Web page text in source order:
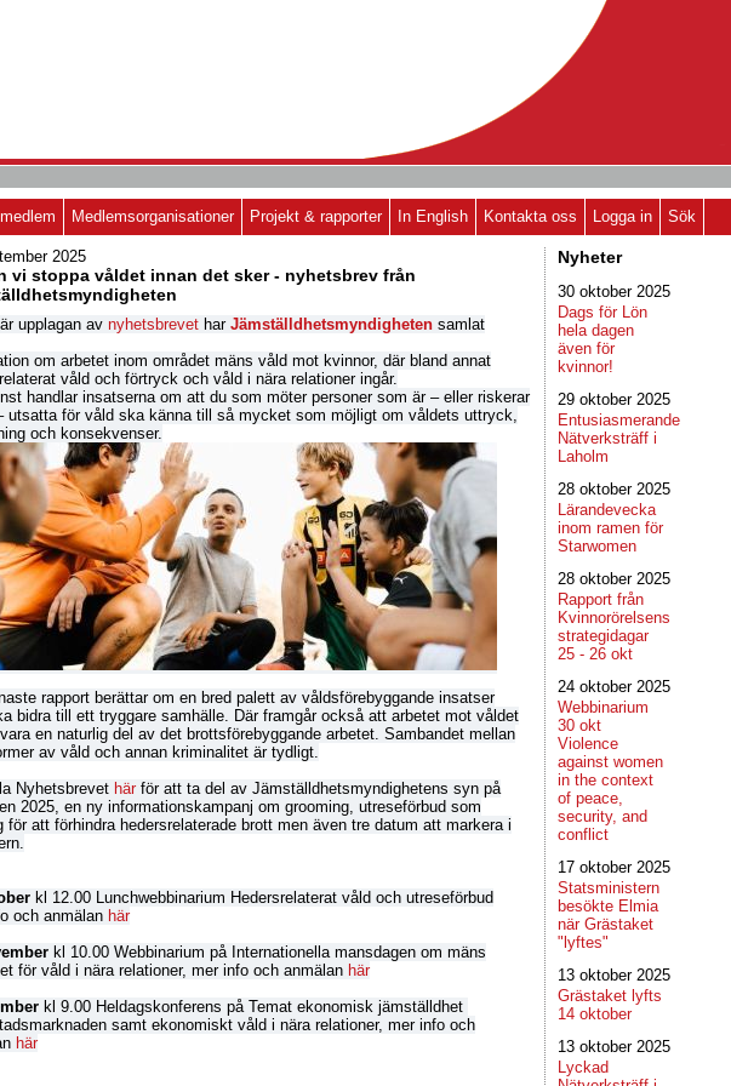
Medlemsorganisationer Projekt & rapporter In English Kontakta oss Logga in Sök
2025
vi stoppa våldet innan det sker - nyhetsbrev från
upplagan av nyhetsbrevet har Jämställdhetsmyndigheten samlat
om arbetet inom området mäns våld mot kvinnor, där bland annat
våld och förtryck och våld i nära relationer ingår.
handlar insatserna om att du som möter personer som är – eller riskerar
utsatta för våld ska känna till så mycket som möjligt om våldets uttryck,
och konsekvenser.
rapport berättar om en bred palett av våldsförebyggande insatser
bidra till ett tryggare samhälle. Där framgår också att arbetet mot våldet
en naturlig del av det brottsförebyggande arbetet. Sambandet mellan
av våld och annan kriminalitet är tydligt.
Nyhetsbrevet här för att ta del av Jämställdhetsmyndighetens syn på
2025, en ny informationskampanj om grooming, utreseförbud som
för att förhindra hedersrelaterade brott men även tre datum att markera i
kl 12.00 Lunchwebbinarium Hedersrelaterat våld och utreseförbud
och anmälan här
kl 10.00 Webbinarium på Internationella mansdagen om mäns
för våld i nära relationer, mer info och anmälan här
kl 9.00 Heldagskonferens på Temat ekonomisk jämställdhet
samt ekonomiskt våld i nära relationer, mer info och
här
Nyheter
30 oktober 2025
Dags för Lön
hela dagen
även för
kvinnor!
29 oktober 2025
Entusiasmerande
Nätverksträff i
Laholm
28 oktober 2025
Lärandevecka
inom ramen för
Starwomen
28 oktober 2025
Rapport från
Kvinnorörelsens
strategidagar
25 - 26 okt
24 oktober 2025
Webbinarium
30 okt
Violence
against women
in the context
of peace,
security, and
conflict
17 oktober 2025
Statsministern
besökte Elmia
när Grästaket
"lyftes"
13 oktober 2025
Grästaket lyfts
14 oktober
13 oktober 2025
Lyckad